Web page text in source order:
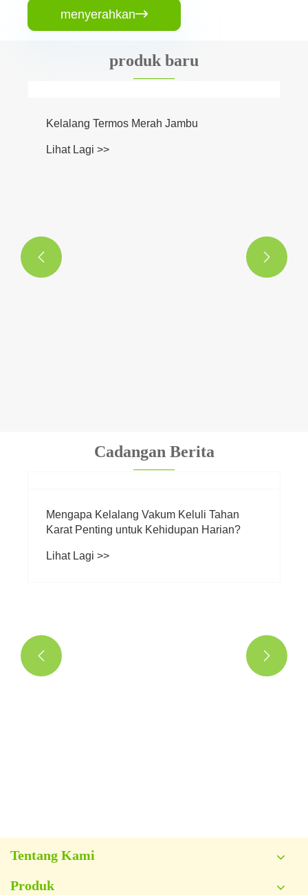
menyerahkan
produk baru
Cawan Mudah Dibersihkan
Lihat Lagi >>
 
Cadangan Berita
Adakah Bekas Makanan Keluli Tahan Karat
Penyelesaian Penyimpanan Mesra Alam
Lihat Lagi >>
 
Tentang Kami
Produk